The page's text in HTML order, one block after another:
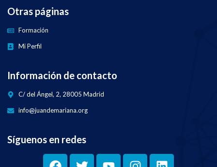
Otras páginas
Formación
Mi Perfil
Información de contacto
C/ del Ángel, 2, 28005 Madrid
info@juandemariana.org
Síguenos en redes